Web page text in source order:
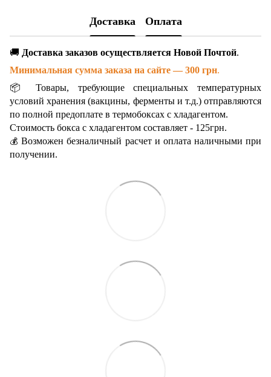
Доставка Оплата
🚚 Доставка заказов осуществляется Новой Почтой.
Минимальная сумма заказа на сайте — 300 грн.
📦 Товары, требующие специальных температурных
условий хранения (вакцины, ферменты и т.д.) отправляются
по полной предоплате в термобоксах с хладагентом.
Стоимость бокса с хладагентом составляет - 125грн.
💰Возможен безналичный расчет и оплата наличными при
получении.